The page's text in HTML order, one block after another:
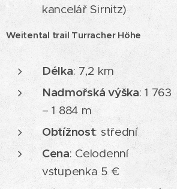
kancelář Sirnitz)
Weitental trail Turracher Höhe
Délka: 7,2 km
Nadmořská výška: 1 763
– 1 884 m
Obtížnost: střední
Cena: Celodenní
vstupenka 5 €